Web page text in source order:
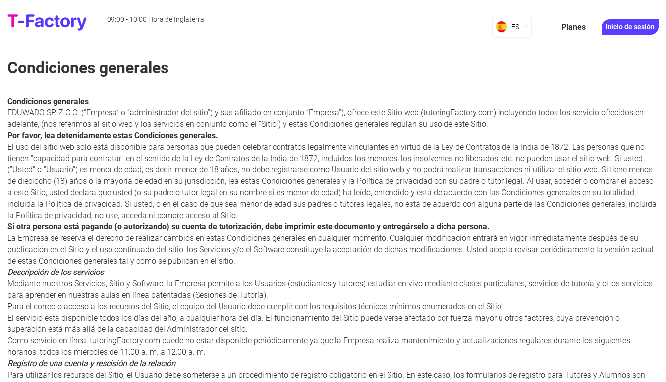
Inicio de sesión
09:00 - 10:00 Hora de Inglaterra
ES
Planes
Condiciones generales
Condiciones generales
EDUWADO SP. Z O.O. (“Empresa” o “administrador del sitio”) y sus afiliado en conjunto “Empresa”), ofrece este Sitio web (tutoringFactory.com) incluyendo todos los servicio ofrecidos en
adelante, (nos referimos al sitio web y los servicios en conjunto como el “Sitio”) y estas Condiciones generales regulan su uso de este Sitio.
Por favor, lea detenidamente estas Condiciones generales.
El uso del sitio web solo está disponible para personas que pueden celebrar contratos legalmente vinculantes en virtud de la Ley de Contratos de la India de 1872. Las personas que no
tienen "capacidad para contratar" en el sentido de la Ley de Contratos de la India de 1872, incluidos los menores, los insolventes no liberados, etc. no pueden usar el sitio web. Si usted
("Usted" o "Usuario") es menor de edad, es decir, menor de 18 años, no debe registrarse como Usuario del sitio web y no podrá realizar transacciones ni utilizar el sitio web. Si tiene menos
de dieciocho (18) años o la mayoría de edad en su jurisdicción, lea estas Condiciones generales y la Política de privacidad con su padre o tutor legal. Al usar, acceder o comprar el acceso
a este Sitio, usted declara que usted (o su padre o tutor legal en su nombre si es menor de edad) ha leído, entendido y está de acuerdo con las Condiciones generales en su totalidad,
incluida la Política de privacidad. Si usted, o en el caso de que sea menor de edad sus padres o tutores legales, no está de acuerdo con alguna parte de las Condiciones generales, incluida
la Política de privacidad, no use, acceda ni compre acceso al Sitio.
Si otra persona está pagando (o autorizando) su cuenta de tutorización, debe imprimir este documento y entregárselo a dicha persona.
La Empresa se reserva el derecho de realizar cambios en estas Condiciones generales en cualquier momento. Cualquier modificación entrará en vigor inmediatamente después de su
publicación en el Sitio y el uso continuado del sitio, los Servicios y/o el Software constituye la aceptación de dichas modificaciones. Usted acepta revisar periódicamente la versión actual
de estas Condiciones generales tal y como se publican en el sitio.
Descripción de los servicios
Mediante nuestros Servicios, Sitio y Software, la Empresa permite a los Usuarios (estudiantes y tutores) estudiar en vivo mediante clases particulares, servicios de tutoría y otros servicios
para aprender en nuestras aulas en línea patentadas (Sesiones de Tutoría).
Para el correcto acceso a los recursos del Sitio, el equipo del Usuario debe cumplir con los requisitos técnicos mínimos enumerados en el Sitio.
El servicio está disponible todos los días del año, a cualquier hora del día. El funcionamiento del Sitio puede verse afectado por fuerza mayor u otros factores, cuya prevención o
superación está más allá de la capacidad del Administrador del sitio.
Como servicio en línea, tutoringFactory.com puede no estar disponible periódicamente ya que la Empresa realiza mantenimiento y actualizaciones regulares durante los siguientes
horarios: todos los miércoles de 11:00 a. m. a 12:00 a. m.
Registro de una cuenta y rescisión de la relación
Para utilizar los recursos del Sitio, el Usuario debe someterse a un procedimiento de registro obligatorio en el Sitio. En este caso, los formularios de registro para Tutores y Alumnos son